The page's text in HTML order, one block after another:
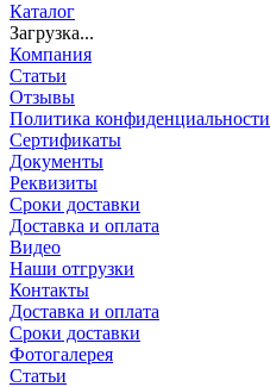
Каталог
Загрузка...
Компания
Статьи
Отзывы
Политика конфиденциальности
Сертификаты
Документы
Реквизиты
Сроки доставки
Доставка и оплата
Видео
Наши отгрузки
Контакты
Доставка и оплата
Сроки доставки
Фотогалерея
Статьи